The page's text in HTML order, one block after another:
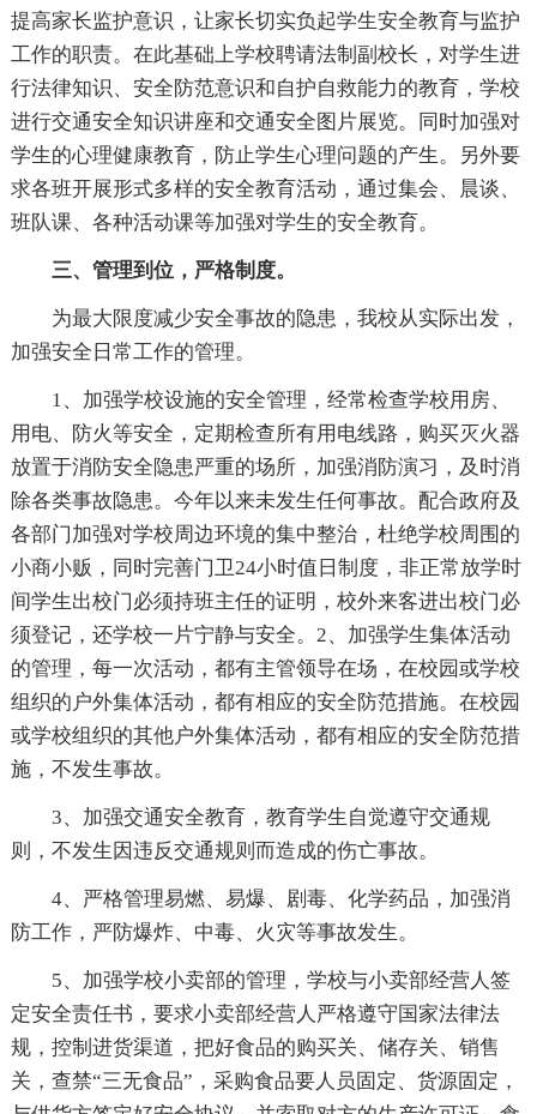
提高家长监护意识，让家长切实负起学生安全教育与监护
工作的职责。在此基础上学校聘请法制副校长，对学生进
行法律知识、安全防范意识和自护自救能力的教育，学校
进行交通安全知识讲座和交通安全图片展览。同时加强对
学生的心理健康教育，防止学生心理问题的产生。另外要
求各班开展形式多样的安全教育活动，通过集会、晨谈、
班队课、各种活动课等加强对学生的安全教育。
三、管理到位，严格制度。
为最大限度减少安全事故的隐患，我校从实际出发，
加强安全日常工作的管理。
1、加强学校设施的安全管理，经常检查学校用房、
用电、防火等安全，定期检查所有用电线路，购买灭火器
放置于消防安全隐患严重的场所，加强消防演习，及时消
除各类事故隐患。今年以来未发生任何事故。配合政府及
各部门加强对学校周边环境的集中整治，杜绝学校周围的
小商小贩，同时完善门卫24小时值日制度，非正常放学时
间学生出校门必须持班主任的证明，校外来客进出校门必
须登记，还学校一片宁静与安全。2、加强学生集体活动
的管理，每一次活动，都有主管领导在场，在校园或学校
组织的户外集体活动，都有相应的安全防范措施。在校园
或学校组织的其他户外集体活动，都有相应的安全防范措
施，不发生事故。
3、加强交通安全教育，教育学生自觉遵守交通规
则，不发生因违反交通规则而造成的伤亡事故。
4、严格管理易燃、易爆、剧毒、化学药品，加强消
防工作，严防爆炸、中毒、火灾等事故发生。
5、加强学校小卖部的管理，学校与小卖部经营人签
定安全责任书，要求小卖部经营人严格遵守国家法律法
规，控制进货渠道，把好食品的购买关、储存关、销售
关，查禁“三无食品”，采购食品要人员固定、货源固定，